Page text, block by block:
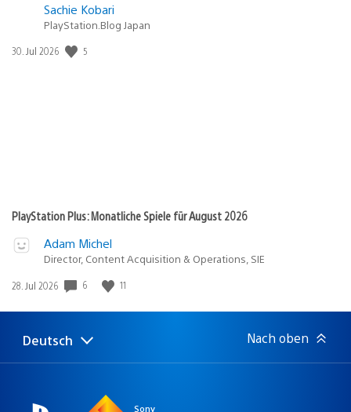
Sachie Kobari
PlayStation.Blog Japan
Veröffentlichungsdatum:
30. Jul 2026 5
PlayStation Plus: Monatliche Spiele für August 2026
Adam Michel
Director, Content Acquisition & Operations, SIE
Veröffentlichungsdatum:
28. Jul 2026 6 11
Select
a
Aktuelle
Region:
Deutsch Nach oben
Sony